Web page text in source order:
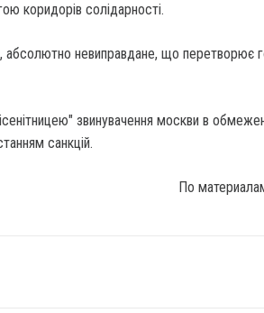
коридорів солідарності.
абсолютно невиправдане, що перетворює
звинувачення москви в
санкцій.
По